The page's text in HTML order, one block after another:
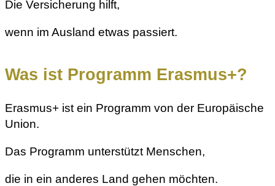
Die Versicherung hilft,
wenn im Ausland etwas passiert.
Was ist Programm Erasmus+?
Erasmus+ ist ein Programm von der Europäische
Union.
Das Programm unterstützt Menschen,
die in ein anderes Land gehen möchten.